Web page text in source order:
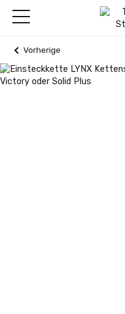
Vorherige